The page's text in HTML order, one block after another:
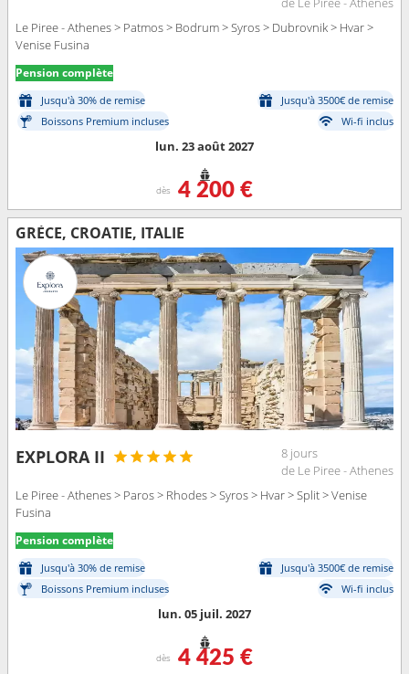
Le Piree - Athenes > Patmos > Bodrum > Syros > Dubrovnik > Hvar >
Venise Fusina
Pension complète
Jusqu'à 30% de remise
Jusqu'à 3500€ de remise
Boissons Premium incluses
Wi-fi inclus
lun. 23 août 2027
dès 4 200 €
GRÈCE, CROATIE, ITALIE
EXPLORA II
8 jours
de Le Piree - Athenes
Le Piree - Athenes > Paros > Rhodes > Syros > Hvar > Split > Venise
Fusina
Pension complète
Jusqu'à 30% de remise
Jusqu'à 3500€ de remise
Boissons Premium incluses
Wi-fi inclus
lun. 05 juil. 2027
dès 4 425 €